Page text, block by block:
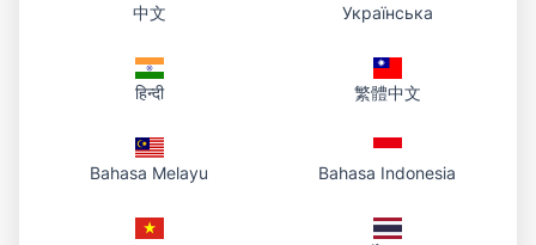
Українська
中文
繁體中文
हिन्दी
Bahasa Indonesia
Bahasa Melayu